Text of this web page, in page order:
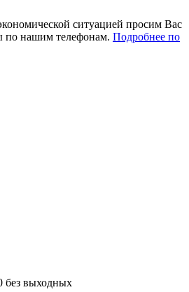
ситуацией просим Вас
по нашим телефонам. Подробнее по
без выходных